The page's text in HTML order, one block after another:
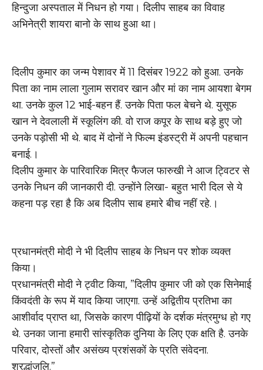
हिन्दुजा अस्पताल में निधन हो गया। दिलीप साहब का विवाह
अभिनेत्री शायरा बानो के साथ हुआ था।
दिलीप कुमार का जन्म पेशावर में 11 दिसंबर 1922 को हुआ. उनके
पिता का नाम लाला गुलाम सरावर खान और मां का नाम आयशा बेगम
था. उनके कुल 12 भाई-बहन हैं. उनके पिता फल बेचने थे. युसूफ
खान ने देवलाली में स्कूलिंग की. वो राज कपूर के साथ बड़े हुए जो
उनके पड़ोसी भी थे. बाद में दोनों ने फिल्म इंडस्ट्री में अपनी पहचान
बनाई.।
दिलीप कुमार के पारिवारिक मित्र फैजल फारुखी ने आज ट्विटर से
उनके निधन की जानकारी दी. उन्होंने लिखा- बहुत भारी दिल से ये
कहना पड़ रहा है कि अब दिलीप साब हमारे बीच नहीं रहे.।
प्रधानमंत्री मोदी ने भी दिलीप साहब के निधन पर शोक व्यक्त
किया।
प्रधानमंत्री मोदी ने ट्वीट किया, ”दिलीप कुमार जी को एक सिनेमाई
किंवदंती के रूप में याद किया जाएगा. उन्हें अद्वितीय प्रतिभा का
आशीर्वाद प्राप्त था, जिसके कारण पीढ़ियों के दर्शक मंत्रमुग्ध हो गए
थे. उनका जाना हमारी सांस्कृतिक दुनिया के लिए एक क्षति है. उनके
परिवार, दोस्तों और असंख्य प्रशंसकों के प्रति संवेदना.
श्रद्धांजलि.”